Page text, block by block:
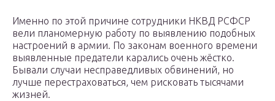
Именно по этой причине сотрудники НКВД РСФСР
вели планомерную работу по выявлению подобных
настроений в армии. По законам военного времени
выявленные предатели карались очень жёстко.
Бывали случаи несправедливых обвинений, но
лучше перестраховаться, чем рисковать тысячами
жизней.